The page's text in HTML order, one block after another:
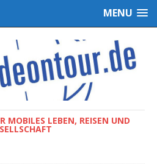
MENU
MOBILES LEBEN, REISEN UND